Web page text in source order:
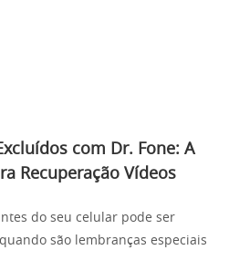
com Dr. Fone: A
Recuperação Vídeos
do seu celular pode ser
são lembranças especiais